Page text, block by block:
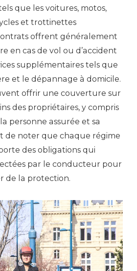
que les voitures, motos,
et trottinettes
offrent généralement
en cas de vol ou d’accident
supplémentaires tels que
et le dépannage à domicile.
offrir une couverture sur
des propriétaires, y compris
personne assurée et sa
de noter que chaque régime
des obligations qui
par le conducteur pour
de la protection.